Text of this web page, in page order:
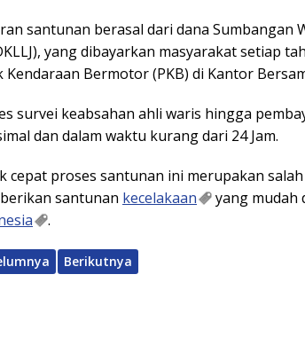
santunan berasal dari dana Sumbangan
yang dibayarkan masyarakat setiap
Kendaraan Bermotor (PKB) di Kantor
survei keabsahan ahli waris hingga
dan dalam waktu kurang dari 24 Jam.
cepat proses santunan ini merupakan
santunan kecelakaan
yang mudah
.
Berikutnya